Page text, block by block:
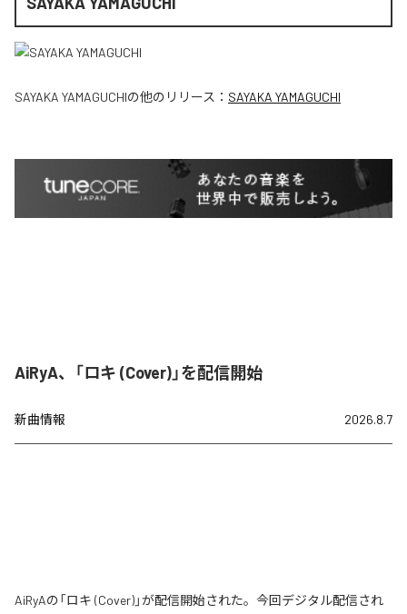
SAYAKA YAMAGUCHIの他のリリース： SAYAKA YAMAGUCHI
AiRyA、「ロキ (Cover)」を配信開始
新曲情報 2026.8.7
AiRyAの「ロキ (Cover)」が配信開始された。今回デジタル配信され